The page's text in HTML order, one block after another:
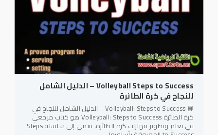
Volleyball Steps to Success – الدليل الشامل
للنجاح في كرة الطائرة
📘 Volleyball: Steps to Success – الدليل الشامل للنجاح في
كرة الطائرة Volleyball: Steps to Success هو كتاب مرجعي
في تعلم وتطوير مهارات كرة الطائرة، ينتمي إلى سلسلة Steps